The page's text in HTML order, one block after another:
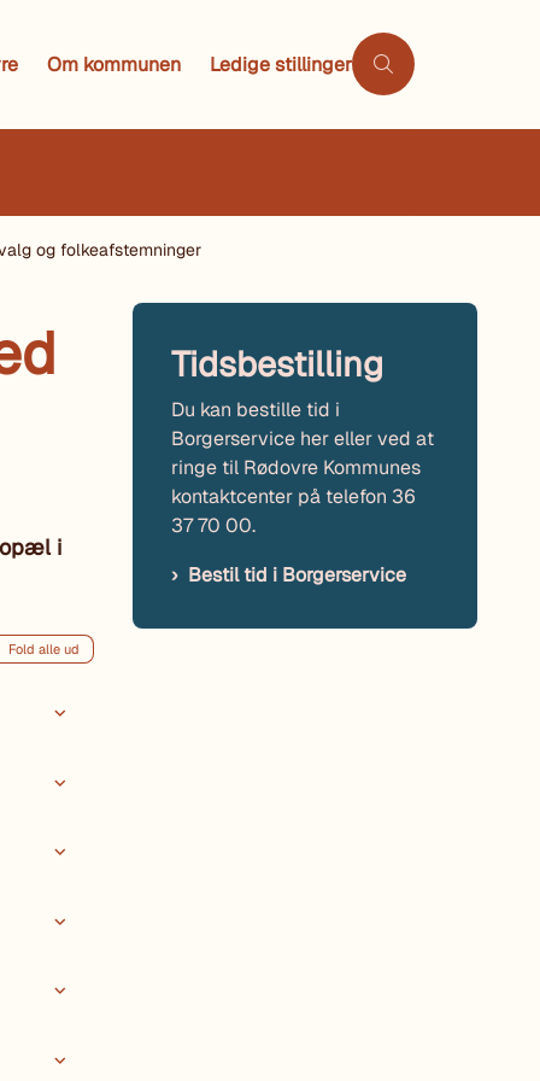
Om kommunen Ledige stillinger
og folkeafstemninger
i
Fold alle ud
Tidsbestilling
Du kan bestille tid i
Borgerservice her eller ved at
ringe til Rødovre Kommunes
kontaktcenter på telefon 36
37 70 00.
Bestil tid i Borgerservice